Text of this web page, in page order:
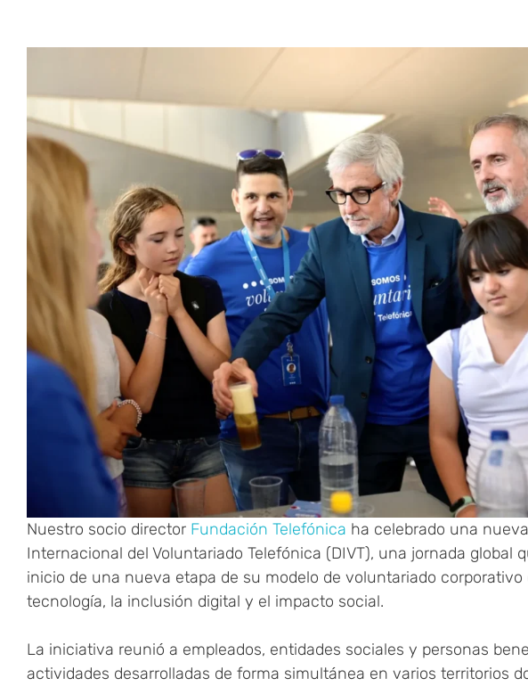
Nuestro socio director Fundación Telefónica ha celebrado una
Internacional del Voluntariado Telefónica (DIVT), una jornada global
inicio de una nueva etapa de su modelo de voluntariado
tecnología, la inclusión digital y el impacto social.
La iniciativa reunió a empleados, entidades sociales y personas
actividades desarrolladas de forma simultánea en varios territorios